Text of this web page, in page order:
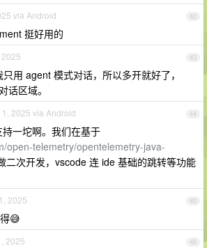
42
via Android
挺好用的
43
用 agent 模式对话，所以多开就好了，
话区域。
44
1, 2025 via Android
一坨啊。我们在基于
open-telemetry/opentelemetry-java-
二次开发，vscode 连 ide 基础的跳转等功能
45
2025
😅
46
2025